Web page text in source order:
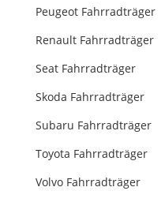
Peugeot Fahrradträger
Renault Fahrradträger
Seat Fahrradträger
Skoda Fahrradträger
Subaru Fahrradträger
Toyota Fahrradträger
Volvo Fahrradträger